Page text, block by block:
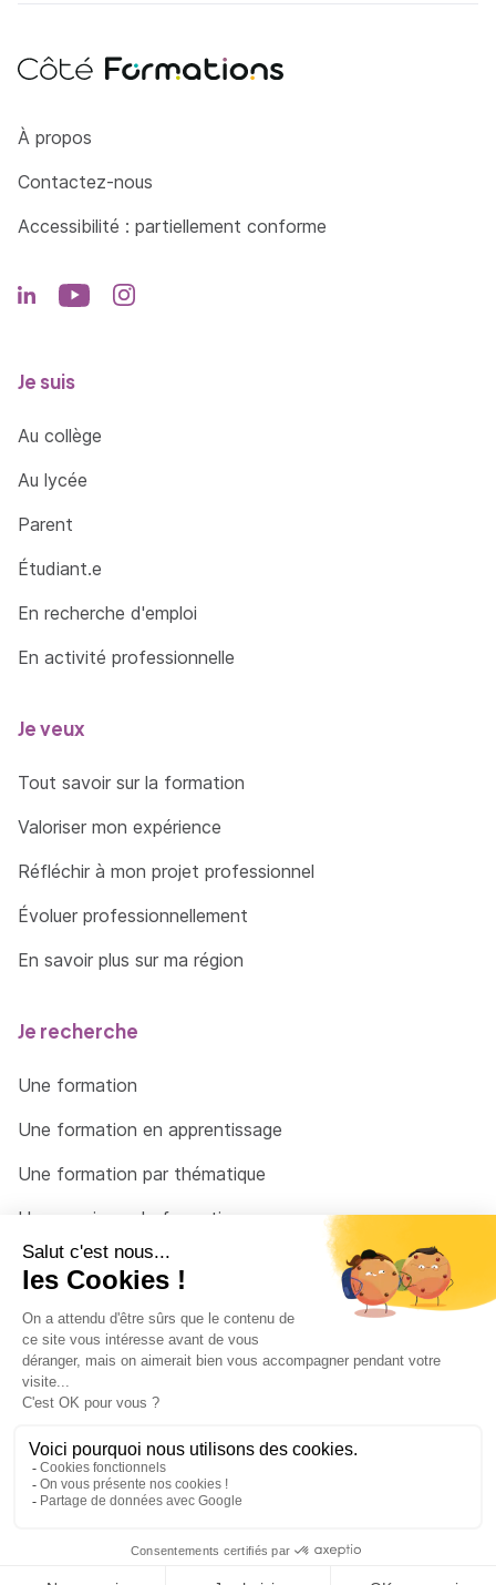
Côté Formations
À propos
Contactez-nous
Accessibilité : partiellement conforme
Je suis
Au collège
Au lycée
Parent
Étudiant.e
En recherche d'emploi
En activité professionnelle
Je veux
Tout savoir sur la formation
Valoriser mon expérience
Réfléchir à mon projet professionnel
Évoluer professionnellement
En savoir plus sur ma région
Je recherche
Une formation
Une formation en apprentissage
Une formation par thématique
Un organisme de formation
Un conseiller
Une solution pour raccrocher
© 2026 - Côté Formations - par Via Compétences
Menu Pied de page
Mentions Légales
Politique de confidentialité